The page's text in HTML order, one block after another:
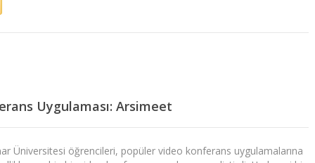
Uygulaması: Arsimeet
Üniversitesi öğrencileri, popüler video konferans uygulamalarına